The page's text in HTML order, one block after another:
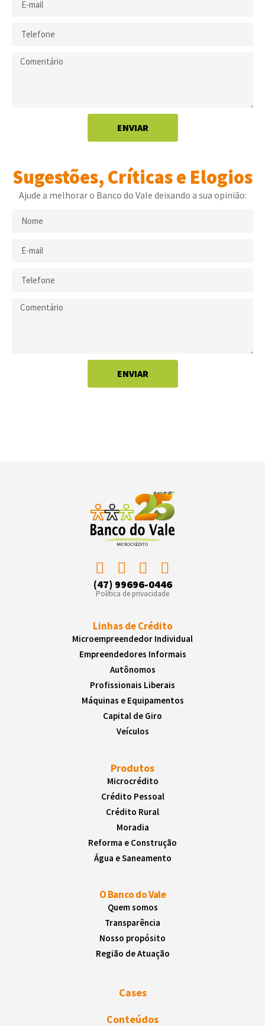
ENVIAR
Sugestões, Críticas e Elogios
Ajude a melhorar o Banco do Vale deixando a sua opinião:
ENVIAR
(47) 99696-0446
Política de privacidade
Linhas de Crédito
Microempreendedor Individual
Empreendedores Informais
Autônomos
Profissionais Liberais
Máquinas e Equipamentos
Capital de Giro
Veículos
Produtos
Microcrédito
Crédito Pessoal
Crédito Rural
Moradia
Reforma e Construção
Água e Saneamento
O Banco do Vale
Quem somos
Transparência
Nosso propósito
Região de Atuação
Cases
Conteúdos